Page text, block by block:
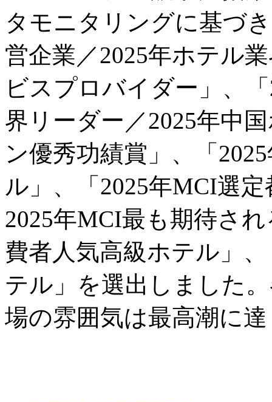
タモニタリングに基づ
営企業／2025年ホテル
ビスプロバイダー」、
界リーダー／2025年中
ン優秀功績賞」、「
ル」、「2025年MCI選
2025年MCI最も期待さ
費者人気高級ホテル」
テル」を選出しました
場の雰囲気は最高潮に